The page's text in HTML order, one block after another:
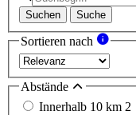
Suchen Suche
Sortieren nach
Abstände
Innerhalb 10 km 2